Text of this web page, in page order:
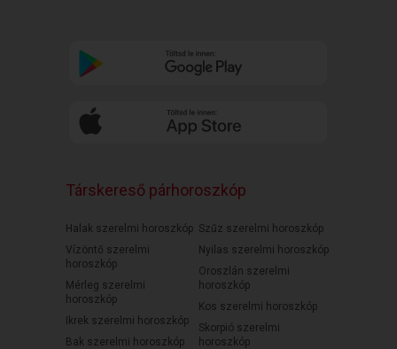
Társkereső párhoroszkóp
Halak szerelmi horoszkóp
Vízöntő szerelmi
horoszkóp
Mérleg szerelmi
horoszkóp
Ikrek szerelmi horoszkóp
Bak szerelmi horoszkóp
Szűz szerelmi horoszkóp
Nyilas szerelmi horoszkóp
Oroszlán szerelmi
horoszkóp
Kos szerelmi horoszkóp
Skorpió szerelmi
horoszkóp